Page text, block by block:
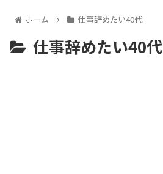
ホーム 仕事辞めたい40代
仕事辞めたい40代